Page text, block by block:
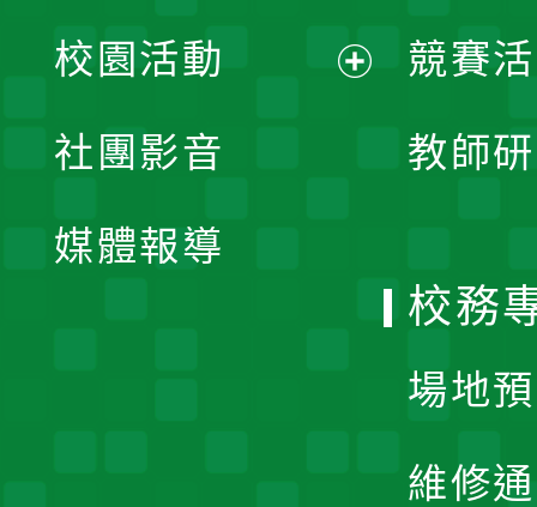
競賽
教師
開
校園活動
社團影音
媒體報導
校務
場地
維修